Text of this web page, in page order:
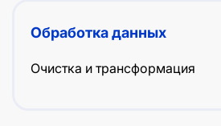
Обработка данных
Очистка и трансформация